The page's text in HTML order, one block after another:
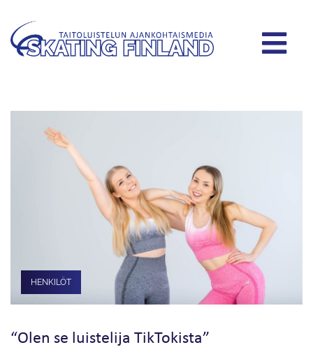
HENKILÖT
“Olen se luistelija TikTokista”